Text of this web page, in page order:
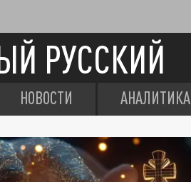
РУССКИЙ
НОВОСТИ АНАЛИТИКА